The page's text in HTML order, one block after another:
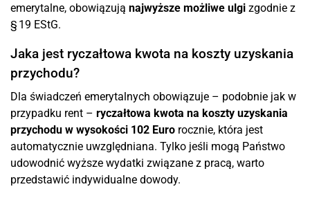
emerytalne, obowiązują najwyższe możliwe ulgi zgodnie z
§ 19 EStG.
Jaka jest ryczałtowa kwota na koszty uzyskania
przychodu?
Dla świadczeń emerytalnych obowiązuje – podobnie jak w
przypadku rent – ryczałtowa kwota na koszty uzyskania
przychodu w wysokości 102 Euro rocznie, która jest
automatycznie uwzględniana. Tylko jeśli mogą Państwo
udowodnić wyższe wydatki związane z pracą, warto
przedstawić indywidualne dowody.